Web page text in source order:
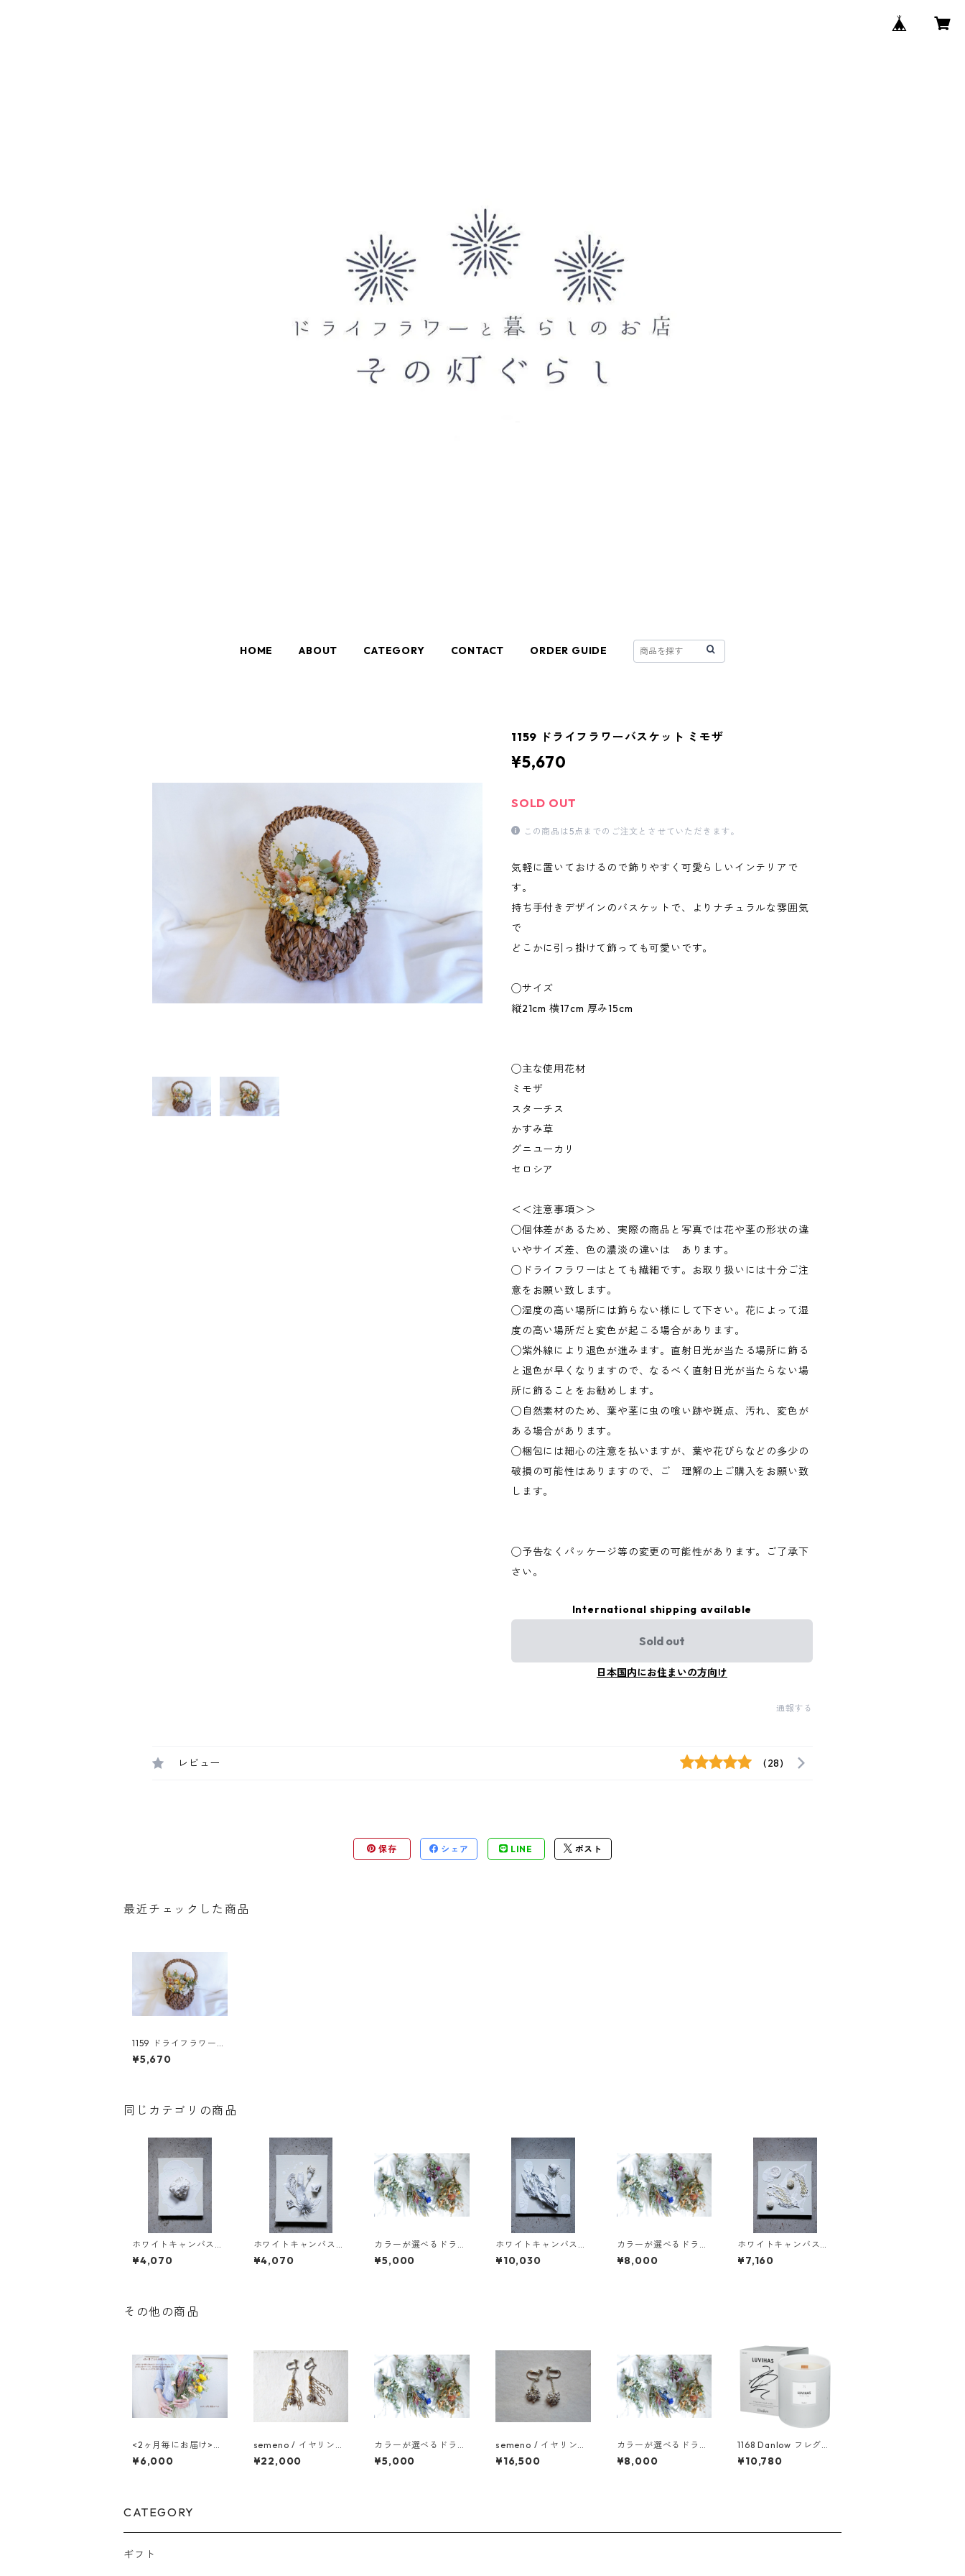
HOME ABOUT CATEGORY CONTACT ORDER GUIDE
1159 ドライフラワーバスケット ミモザ
¥5,670
SOLD OUT
この商品は5点までのご注文とさせていただきます。
気軽に置いておけるので飾りやすく可愛らしいインテリアで
す。
持ち手付きデザインのバスケットで、よりナチュラルな雰囲気
で
どこかに引っ掛けて飾っても可愛いです。
◯サイズ
縦21cm 横17cm 厚み15cm
◯主な使用花材
ミモザ
スターチス
かすみ草
グニユーカリ
セロシア
＜＜注意事項＞＞
◯個体差があるため、実際の商品と写真では花や茎の形状の違
いやサイズ差、色の濃淡の違いは あります。
◯ドライフラワーはとても繊細です。お取り扱いには十分ご注
意をお願い致します。
◯湿度の高い場所には飾らない様にして下さい。花によって湿
度の高い場所だと変色が起こる場合があります。
◯紫外線により退色が進みます。直射日光が当たる場所に飾る
と退色が早くなりますので、なるべく直射日光が当たらない場
所に飾ることをお勧めします。
◯自然素材のため、葉や茎に虫の喰い跡や斑点、汚れ、変色が
ある場合があります。
◯梱包には細心の注意を払いますが、葉や花びらなどの多少の
破損の可能性はありますので、ご 理解の上ご購入をお願い致
します。
◯予告なくパッケージ等の変更の可能性があります。ご了承下
さい。
International shipping available
Sold out
日本国内にお住まいの方向け
通報する
レビュー (28)
保存 シェア LINE ポスト
最近チェックした商品
1159 ドライフラワーバ
スケット ミモザ
¥5,670
同じカテゴリの商品
ホワイトキャンバス
F0-022
¥4,070
ホワイトキャンバス
F0-015
¥4,070
カラーが選べるドライ
フラワースワッグM
¥5,000
ホワイトキャンバス
S3-024
¥10,030
カラーが選べるドライ
フラワースワッグL
¥8,000
ホワイトキャンバス
SSM-023
¥7,160
その他の商品
<2ヶ月毎にお届け>ド
ライフラワーのスワッ
グ(L) 3回コース
¥6,000
semeno / イヤリング
/ tsp-08 / 23ss
¥22,000
カラーが選べるドライ
フラワースワッグM
¥5,000
semeno / イヤリング
¥16,500
カラーが選べるドライ
フラワースワッグL
¥8,000
1168 Danlow フレグラ
ンスウッドキャンドル
-LUVIHAS(ルヴィハ
¥10,780
CATEGORY
ギフト